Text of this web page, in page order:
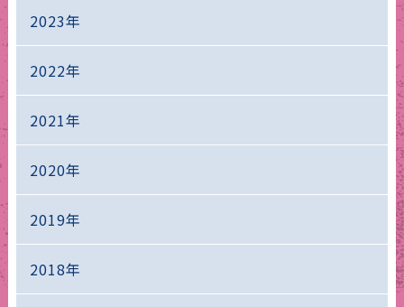
2023年
2022年
2021年
2020年
2019年
2018年